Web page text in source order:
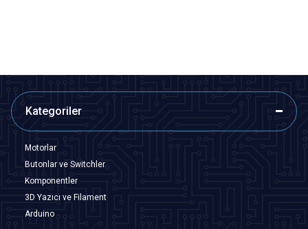
Kategoriler
Motorlar
Butonlar ve Switchler
Komponentler
3D Yazıcı ve Filament
Arduino